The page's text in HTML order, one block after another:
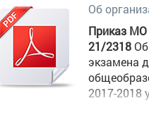
Об
Приказ МО
21/2318
экзамена
2017-2018